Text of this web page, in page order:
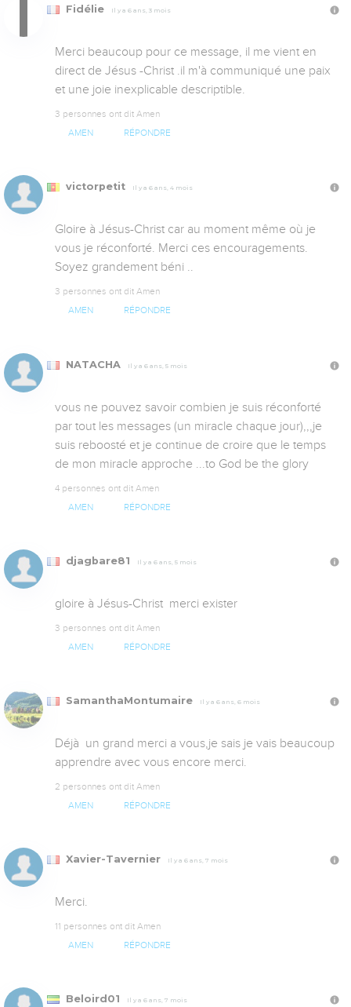
Fidélie Il y a 6 ans, 3 mois
Merci beaucoup pour ce message, il me vient en
direct de Jésus -Christ .il m'à communiqué une paix
et une joie inexplicable descriptible.
3 personnes ont dit Amen
AMEN RÉPONDRE
victorpetit Il y a 6 ans, 4 mois
Gloire à Jésus-Christ car au moment même où je
vous je réconforté. Merci ces encouragements.
Soyez grandement béni ..
3 personnes ont dit Amen
AMEN RÉPONDRE
NATACHA Il y a 6 ans, 5 mois
vous ne pouvez savoir combien je suis réconforté
par tout les messages (un miracle chaque jour),,,je
suis reboosté et je continue de croire que le temps
de mon miracle approche ...to God be the glory
4 personnes ont dit Amen
AMEN RÉPONDRE
djagbare81 Il y a 6 ans, 5 mois
gloire à Jésus-Christ  merci exister
3 personnes ont dit Amen
AMEN RÉPONDRE
SamanthaMontumaire Il y a 6 ans, 6 mois
Déjà  un grand merci a vous,je sais je vais beaucoup
apprendre avec vous encore merci.
2 personnes ont dit Amen
AMEN RÉPONDRE
Xavier-Tavernier Il y a 6 ans, 7 mois
Merci.
11 personnes ont dit Amen
AMEN RÉPONDRE
Beloird01 Il y a 6 ans, 7 mois